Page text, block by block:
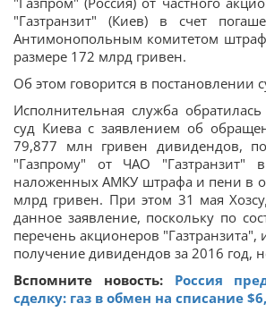
"Газтранзит" (Киев) в счет
Антимонопольным комитетом
размере 172 млрд гривен.
Об этом говорится в постановлении
Исполнительная служба
суд Киева с заявлением об
79,877 млн гривен дивидендов,
"Газпрому" от ЧАО "Газтранзит"
наложенных АМКУ штрафа и пени в
млрд гривен. При этом 31 мая
данное заявление, поскольку по
перечень акционеров
получение дивидендов за 2016 год,
Вспомните новость: Россия
сделку: газ в обмен на списание